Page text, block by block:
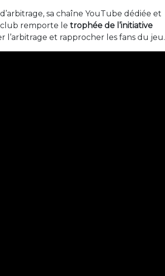
sa chaîne YouTube dédiée et
club remporte le trophée de l’initiative
l’arbitrage et rapprocher les fans du jeu.